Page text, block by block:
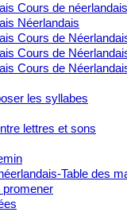
Cours de
Néerlandais
Cours de
Cours de
Cours de
les syllabes
lettres et sons
Table des
promener